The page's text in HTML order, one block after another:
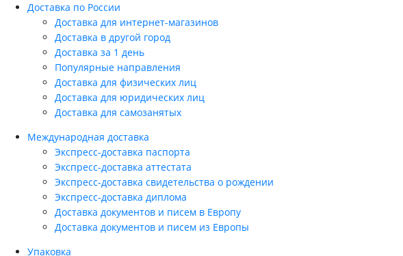
Доставка по России
Доставка для интернет-магазинов
Доставка в другой город
Доставка за 1 день
Популярные направления
Доставка для физических лиц
Доставка для юридических лиц
Доставка для самозанятых
Международная доставка
Экспресс-доставка паспорта
Экспресс-доставка аттестата
Экспресс-доставка свидетельства о рождении
Экспресс-доставка диплома
Доставка документов и писем в Европу
Доставка документов и писем из Европы
Упаковка